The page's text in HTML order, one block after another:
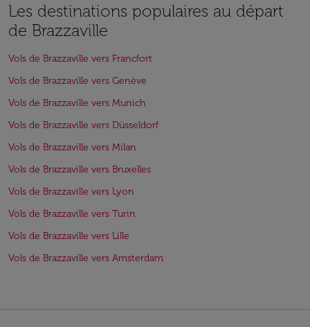
Les destinations populaires au départ
de Brazzaville
Vols de Brazzaville vers Francfort
Vols de Brazzaville vers Genève
Vols de Brazzaville vers Munich
Vols de Brazzaville vers Düsseldorf
Vols de Brazzaville vers Milan
Vols de Brazzaville vers Bruxelles
Vols de Brazzaville vers Lyon
Vols de Brazzaville vers Turin
Vols de Brazzaville vers Lille
Vols de Brazzaville vers Amsterdam